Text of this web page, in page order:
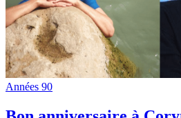
Années 90